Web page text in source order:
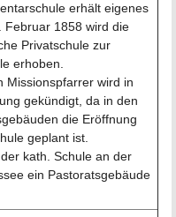
erhält eigenes
Februar 1858 wird die
Privatschule zur
erhoben.
Missionspfarrer wird in
gekündigt, da in den
die Eröffnung
geplant ist.
kath. Schule an der
ein Pastoratsgebäude